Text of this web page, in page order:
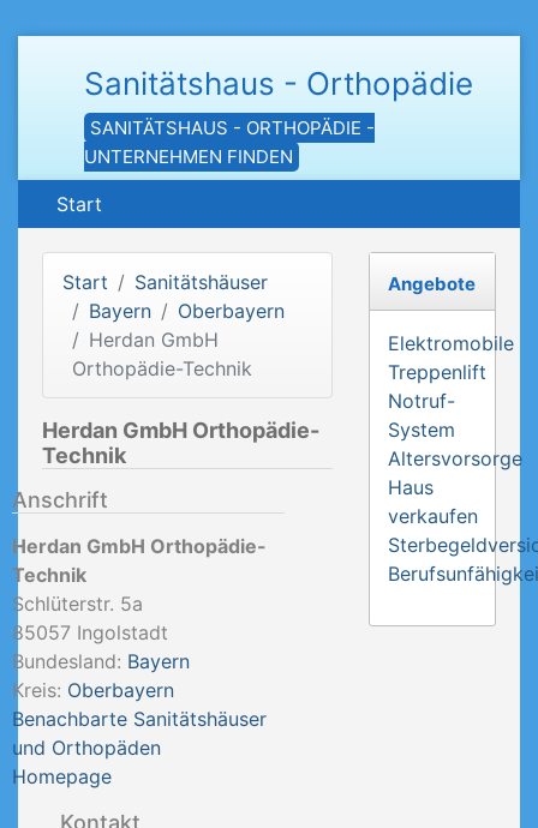
Sanitätshaus - Orthopädie
SANITÄTSHAUS - ORTHOPÄDIE -
UNTERNEHMEN FINDEN
Start
Start
Sanitätshäuser
Bayern
Oberbayern
Herdan GmbH
Orthopädie-Technik
Herdan GmbH Orthopädie-
Technik
Anschrift
Herdan GmbH Orthopädie-
Technik
Schlüterstr. 5a
85057 Ingolstadt
Bundesland: Bayern
Kreis: Oberbayern
Benachbarte Sanitätshäuser
und Orthopäden
Homepage
Kontakt
Angebote
Elektromobile
Treppenlift
Notruf-
System
Altersvorsorge
Haus
verkaufen